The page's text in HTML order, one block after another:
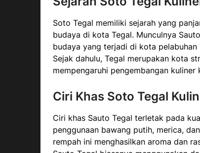
Soto Tegal memiliki sejarah yang
budaya di kota Tegal. Munculnya
budaya yang terjadi di kota
Sejak dahulu, Tegal merupakan kota
mempengaruhi pengembangan kuliner
Ciri Khas Soto Tegal
Ciri khas Sauto Tegal terletak pada
penggunaan bawang putih, merica,
rempah ini menghasilkan aroma dan